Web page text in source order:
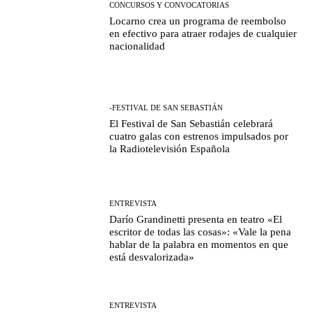
CONCURSOS Y CONVOCATORIAS
Locarno crea un programa de reembolso
en efectivo para atraer rodajes de cualquier
nacionalidad
-FESTIVAL DE SAN SEBASTIÁN
El Festival de San Sebastián celebrará
cuatro galas con estrenos impulsados por
la Radiotelevisión Española
ENTREVISTA
Darío Grandinetti presenta en teatro «El
escritor de todas las cosas»: «Vale la pena
hablar de la palabra en momentos en que
está desvalorizada»
ENTREVISTA